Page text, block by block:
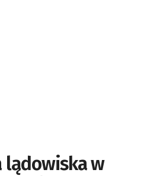
lądowiska w